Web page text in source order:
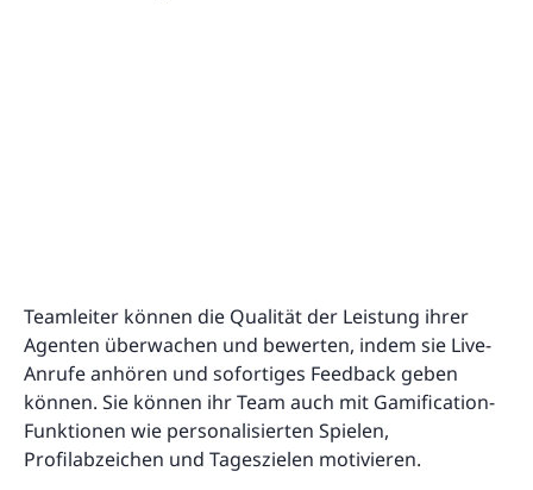
Teamleiter können die Qualität der Leistung ihrer
Agenten überwachen und bewerten, indem sie Live-
Anrufe anhören und sofortiges Feedback geben
können. Sie können ihr Team auch mit Gamification-
Funktionen wie personalisierten Spielen,
Profilabzeichen und Tageszielen motivieren.